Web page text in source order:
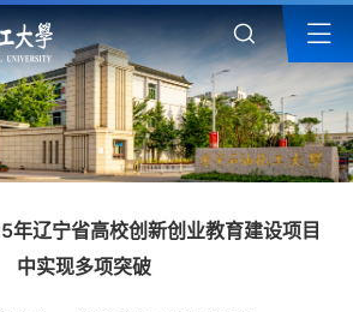
年辽宁省高校创新创业教育建设项目
中实现多项突破